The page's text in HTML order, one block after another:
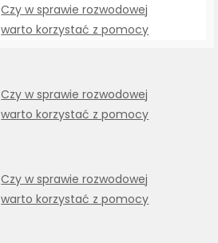
Czy w sprawie rozwodowej
warto korzystać z pomocy
Czy w sprawie rozwodowej
warto korzystać z pomocy
Czy w sprawie rozwodowej
warto korzystać z pomocy